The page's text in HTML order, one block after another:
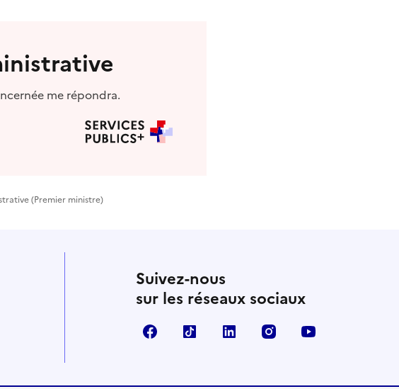
me répondra.
(Premier ministre)
Suivez-nous
sur les réseaux sociaux
FacebookTikTok LinkedIn Instagram